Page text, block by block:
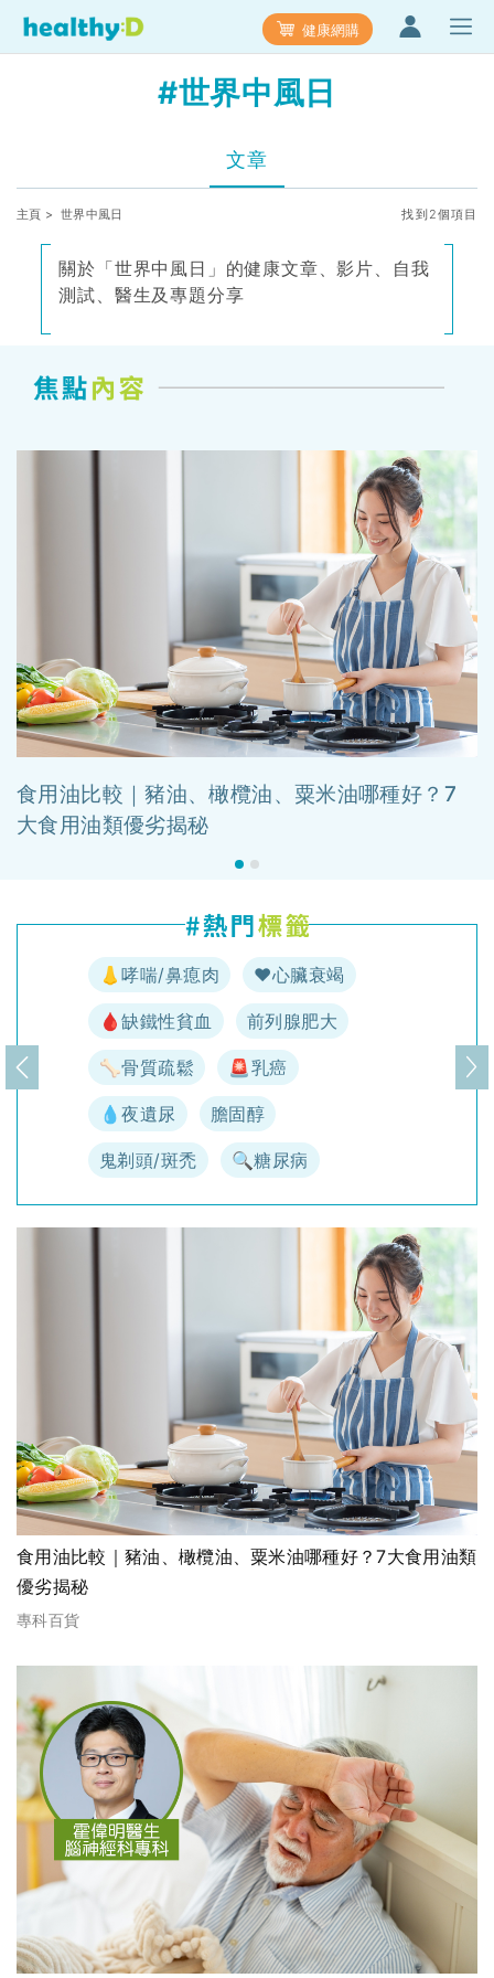
健康網購
#世界中風日
文章
主頁 > 世界中風日 找到2個項目
關於「世界中風日」的健康文章、影片、自我
測試、醫生及專題分享
食用油比較｜豬油、橄欖油、粟米油哪種好？7
大食用油類優劣揭秘
👃哮喘/鼻瘜肉 ♥️心臟衰竭
🩸缺鐵性貧血 前列腺肥大
🦴骨質疏鬆 🚨乳癌
💧夜遺尿 膽固醇
鬼剃頭/斑禿 🔍糖尿病
上一頁 下
食用油比較｜豬油、橄欖油、粟米油哪種好？7大食用油類
優劣揭秘
專科百貨